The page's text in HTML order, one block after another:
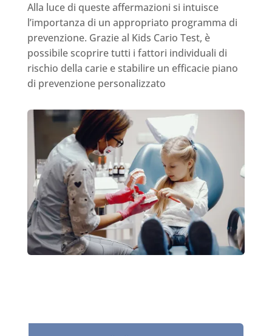
Alla luce di queste affermazioni si intuisce
l’importanza di un appropriato programma di
prevenzione. Grazie al Kids Cario Test, è
possibile scoprire tutti i fattori individuali di
rischio della carie e stabilire un efficacie piano
di prevenzione personalizzato